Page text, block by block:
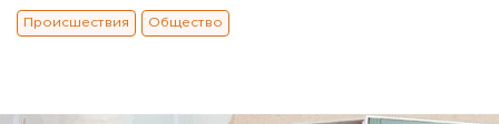
Происшествия Общество